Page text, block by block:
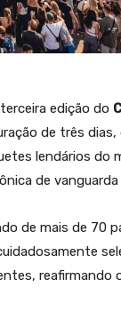
edição do
de três
lendários do
de vanguarda
de mais de 70
reafirmando